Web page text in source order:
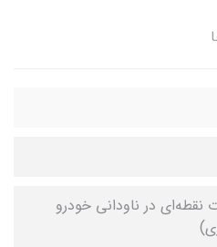
در ناودانی خودرو